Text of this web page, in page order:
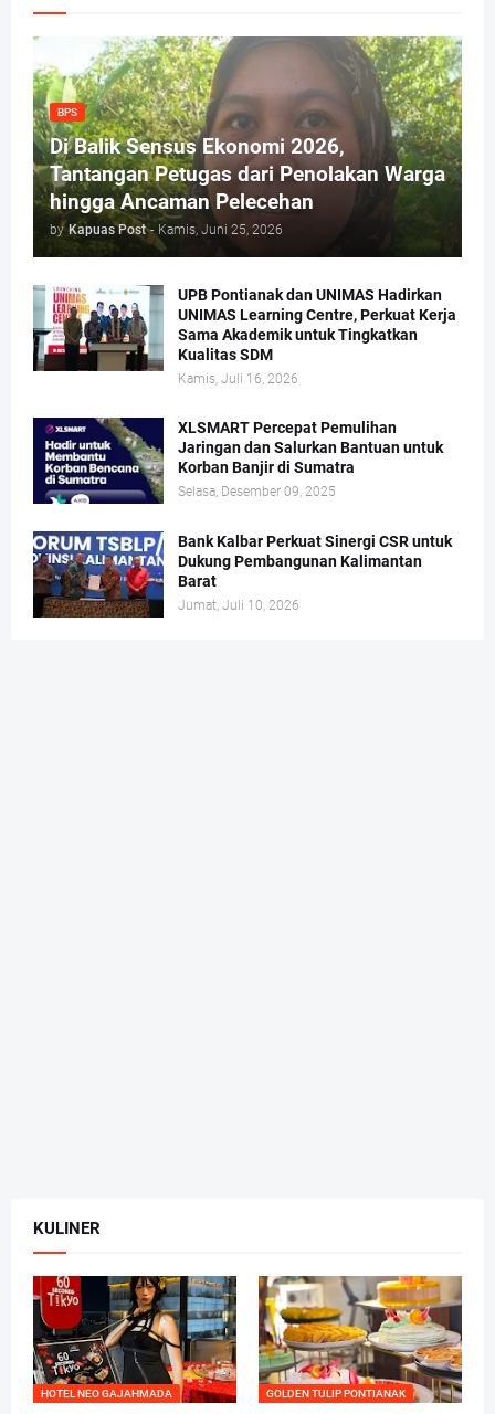
BPS
Di Balik Sensus Ekonomi 2026,
Tantangan Petugas dari Penolakan Warga
hingga Ancaman Pelecehan
by Kapuas Post - Kamis, Juni 25, 2026
UPB Pontianak dan UNIMAS Hadirkan
UNIMAS Learning Centre, Perkuat Kerja
Sama Akademik untuk Tingkatkan
Kualitas SDM
Kamis, Juli 16, 2026
XLSMART Percepat Pemulihan
Jaringan dan Salurkan Bantuan untuk
Korban Banjir di Sumatra
Selasa, Desember 09, 2025
Bank Kalbar Perkuat Sinergi CSR untuk
Dukung Pembangunan Kalimantan
Barat
Jumat, Juli 10, 2026
KULINER
HOTEL NEO GAJAHMADA GOLDEN TULIP PONTIANAK